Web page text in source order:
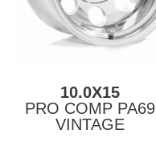
10.0X15
PRO COMP PA69
VINTAGE